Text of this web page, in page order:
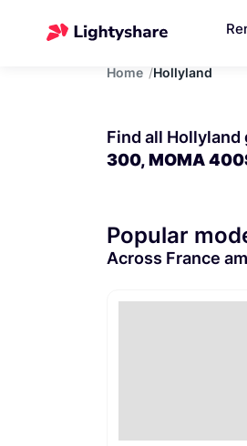
Home Hollyland
Find all
300, MOMA
Popular
Across France